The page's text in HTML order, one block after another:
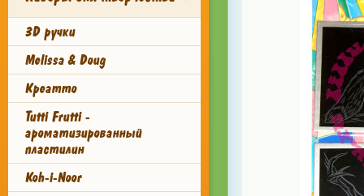
3D ручки
Melissa & Doug
Креатто
Tutti Frutti -
ароматизированный
пластилин
Koh-i-Noor